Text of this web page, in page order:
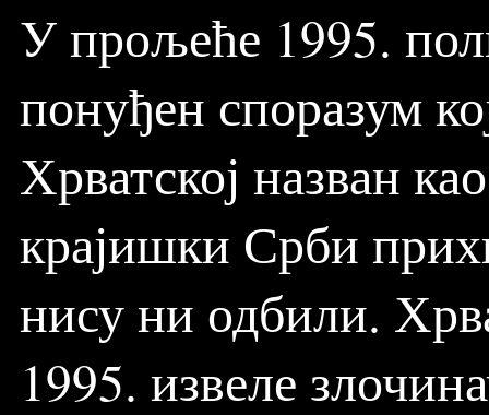
У прољеће 1995.
понуђен споразум
Хрватској назван
крајишки Срби
нису ни одбили.
1995. извеле